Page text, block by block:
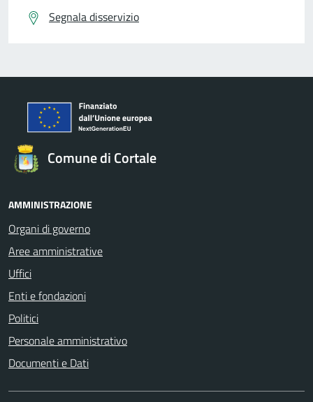
Segnala disservizio
Comune di Cortale
AMMINISTRAZIONE
Organi di governo
Aree amministrative
Uffici
Enti e fondazioni
Politici
Personale amministrativo
Documenti e Dati